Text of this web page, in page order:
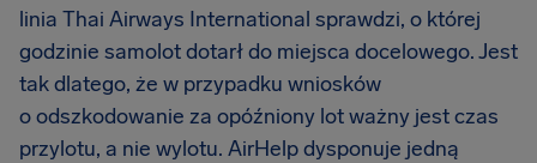
linia Thai Airways International sprawdzi, o której
godzinie samolot dotarł do miejsca docelowego. Jest
tak dlatego, że w przypadku wniosków
o odszkodowanie za opóźniony lot ważny jest czas
przylotu, a nie wylotu. AirHelp dysponuje jedną